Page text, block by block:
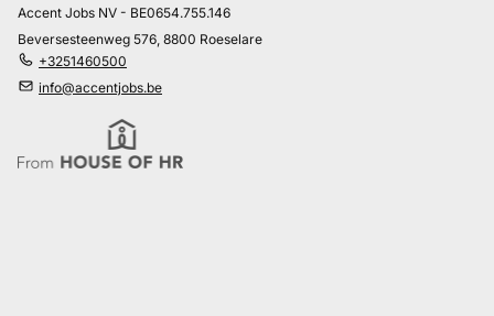
Accent Jobs NV - BE0654.755.146
Beversesteenweg 576, 8800 Roeselare
+3251460500
info@accentjobs.be